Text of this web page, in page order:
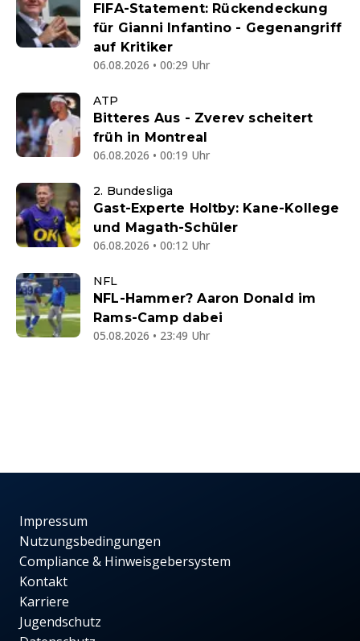
FIFA-Statement: Rückendeckung
für Gianni Infantino - Gegenangriff
auf Kritiker
06.08.2026 • 00:29 Uhr
ATP
Bitteres Aus - Zverev scheitert
früh in Montreal
06.08.2026 • 00:19 Uhr
2. Bundesliga
Gast-Experte Holtby: Kane-Kollege
und Magath-Schüler
06.08.2026 • 00:12 Uhr
NFL
NFL-Hammer? Aaron Donald im
Rams-Camp dabei
05.08.2026 • 23:49 Uhr
Impressum
Nutzungsbedingungen
Compliance & Hinweisgebersystem
Kontakt
Karriere
Jugendschutz